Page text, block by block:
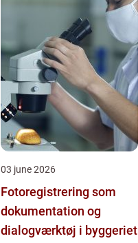
03 june 2026
Fotoregistrering som
dokumentation og
dialogværktøj i byggeriet